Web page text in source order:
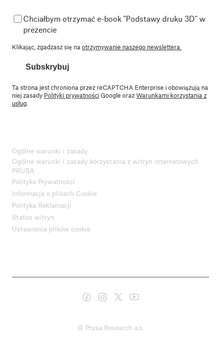
Chciałbym otrzymać e-book "Podstawy druku 3D" w
prezencie
Klikając, zgadzasz się na otrzymywanie naszego newslettera.
Subskrybuj
Ta strona jest chroniona przez reCAPTCHA Enterprise i obowiązują na
niej zasady Polityki prywatnościGoogle orazWarunkami korzystania z
usług
Ogólne warunki i zasady
Ogólne warunki i zasady korzystania z witryn internetowych
PRUSA
Polityka Prywatności
Informacja o plikach Cookie
Polityka Reklamacji
Status witryn
Ustawienia plików cookie
© Prusa Research a.s.